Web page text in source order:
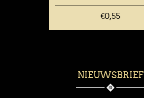
€0,55
NIEUWSBRIEF